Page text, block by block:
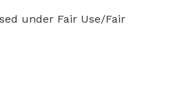
under Fair Use/Fair